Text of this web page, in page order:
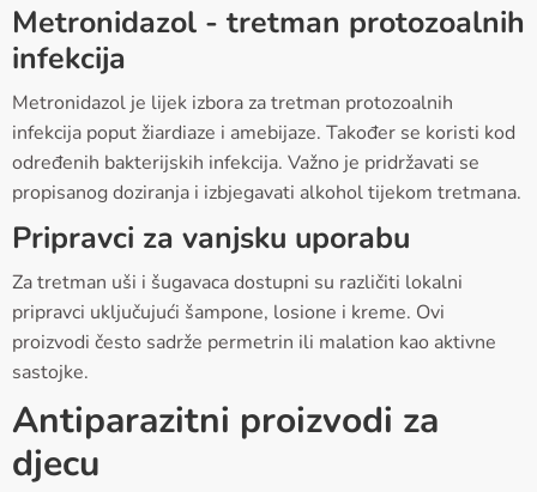
Metronidazol - tretman protozoalnih
infekcija
Metronidazol je lijek izbora za tretman protozoalnih
infekcija poput žiardiaze i amebijaze. Također se koristi kod
određenih bakterijskih infekcija. Važno je pridržavati se
propisanog doziranja i izbjegavati alkohol tijekom tretmana.
Pripravci za vanjsku uporabu
Za tretman uši i šugavaca dostupni su različiti lokalni
pripravci uključujući šampone, losione i kreme. Ovi
proizvodi često sadrže permetrin ili malation kao aktivne
sastojke.
Antiparazitni proizvodi za
djecu